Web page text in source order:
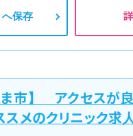
保存
ま市】 アクセスが
メのクリニック求人